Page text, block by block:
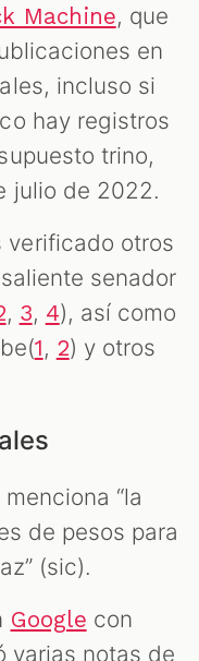
Machine, que
en
incluso si
hay registros
trino,
julio de 2022.
verificado otros
senador
, 3, 4), así como
1, 2) y otros
“la
de pesos para
(sic).
Google con
varias notas de